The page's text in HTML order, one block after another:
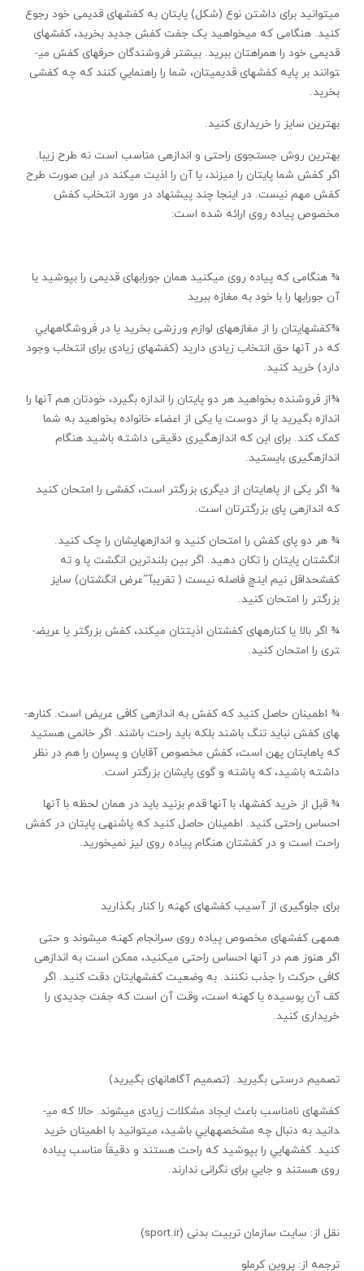
می­توانيد برای داشتن نوع (شکل) پايتان به کفش­های قديمی خود رجوع
کنيد. هنگامی که می­خواهيد يک جفت کفش جديد بخريد، کفش­های
قديمی خود را همراهتان ببريد. بيش­تر فروشندگان حرفه­ای کفش می­
توانند بر پايه کفش­های قديميتان، شما را راهنمايي کنند که چه کفشی
بخريد.
بهترين سايز را خريداری کنيد.
بهترين روش جستجوی راحتی و اندازه­ی مناسب است نه طرح زيبا.
اگر کفش شما پايتان را می­زند، يا آن را اذيت می­کند در اين صورت طرح
کفش مهم نيست. در اينجا چند پيشنهاد در مورد انتخاب کفش
مخصوص پياده روی ارائه شده است:
¾ هنگامی که پياده روی می­کنيد همان جوراب­های قديمی را بپوشيد يا
آن جوراب­ها را با خود به مغازه ببريد
¾کفش­هايتان را از مغازه­های لوازم ورزشی بخريد يا در فروشگاه­هايي
که در آنها حق انتخاب زيادی داريد (کفش­های زيادی برای انتخاب وجود
دارد) خريد کنيد.
¾از فروشنده بخواهيد هر دو پايتان را اندازه بگيرد، خودتان هم آنها را
اندازه بگيريد يا از دوست يا يکی از اعضاء خانواده بخواهيد به شما
کمک کند. برای اين که اندازه­گيری دقيقی داشته باشيد هنگام
اندازه­گيری بايستيد.
¾ اگر يکی از پاهايتان از ديگری بزرگتر است، کفشی را امتحان کنيد
که اندازه­ی پای بزرگترتان است.
¾ هر دو پای کفش را امتحان کنيد و اندازه­هايشان را چک کنيد.
انگشتان پايتان را تکان دهيد. اگر بين بلندترين انگشت پا و ته
كفشحداقل نيم اينچ فاصله نيست ( تقريبآ”عرض انگشتان) سايز
بزرگتر را امتحان كنيد.
¾ اگر بالا يا کناره­های کفشتان اذيتتان می­کند، کفش بزرگتر يا عريض­
تری را امتحان کنيد.
¾ اطمينان حاصل کنيد که کفش به اندازه­ی کافی عريض است. کناره­
های کفش نبايد تنگ باشند بلکه بايد راحت باشند. اگر خانمی هستيد
که پاهايتان پهن است، کفش مخصوص آقايان و پسران را هم در نظر
داشته باشيد، که پاشنه و گوی پايشان بزرگتر است.
¾ قبل از خريد کفش­ها، با آنها قدم بزنيد بايد در همان لحظه با آنها
احساس راحتی کنيد. اطمينان حاصل کنيد که پاشنه­ی پايتان در کفش
راحت است و در کفشتان هنگام پياده روی ليز نمی­خوريد.
برای جلوگيری از آسيب کفش­های کهنه را کنار بگذاريد
همه­ی کفش­های مخصوص پياده روی سرانجام کهنه می­شوند و حتی
اگر هنوز هم در آنها احساس راحتی می­کنيد، ممکن است به اندازه­ی
کافی حرکت را جذب نکنند. به وضعيت کفش­هايتان دقت کنيد. اگر
کف آن پوسيده يا کهنه است، وقت آن است که جفت جديدی را
خريداری کنيد.
تصميم درستی بگيريد. (تصميم آگاهانه­ای بگيريد)
کفش­های نامناسب باعث ايجاد مشکلات زيادی می­شوند. حالا که می­
دانيد به دنبال چه مشخصه­هايي باشيد، می­توانيد با اطمينان خريد
کنيد. کفش­هايي را بپوشيد که راحت هستند و دقيقاً مناسب پياده
روی هستند و جايي برای نگرانی ندارند.
نقل از: سایت سازمان تربیت بدنی (sport.ir)
ترجمه از: پروين كرملو